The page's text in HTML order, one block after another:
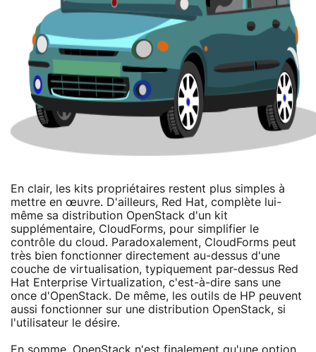
En clair, les kits propriétaires restent plus simples à
mettre en œuvre. D'ailleurs, Red Hat, complète lui-
même sa distribution OpenStack d'un kit
supplémentaire, CloudForms, pour simplifier le
contrôle du cloud. Paradoxalement, CloudForms peut
très bien fonctionner directement au-dessus d'une
couche de virtualisation, typiquement par-dessus Red
Hat Enterprise Virtualization, c'est-à-dire sans une
once d'OpenStack. De même, les outils de HP peuvent
aussi fonctionner sur une distribution OpenStack, si
l'utilisateur le désire.
En somme, OpenStack n'est finalement qu'une option,